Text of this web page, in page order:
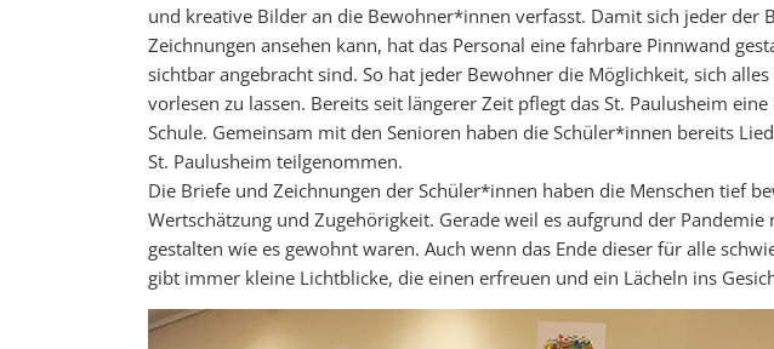
und kreative Bilder an die Bewohner*innen verfasst. Damit sich jeder der
Zeichnungen ansehen kann, hat das Personal eine fahrbare Pinnwand
sichtbar angebracht sind. So hat jeder Bewohner die Möglichkeit, sich
vorlesen zu lassen. Bereits seit längerer Zeit pflegt das St. Paulusheim
Schule. Gemeinsam mit den Senioren haben die Schüler*innen bereits
St. Paulusheim teilgenommen.
Die Briefe und Zeichnungen der Schüler*innen haben die Menschen tief
Wertschätzung und Zugehörigkeit. Gerade weil es aufgrund der
gestalten wie es gewohnt waren. Auch wenn das Ende dieser für alle
gibt immer kleine Lichtblicke, die einen erfreuen und ein Lächeln ins